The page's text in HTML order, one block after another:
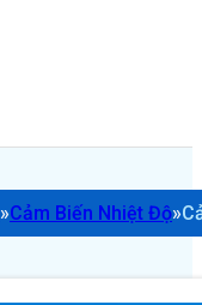
Cảm Biến Nhiệt Độ